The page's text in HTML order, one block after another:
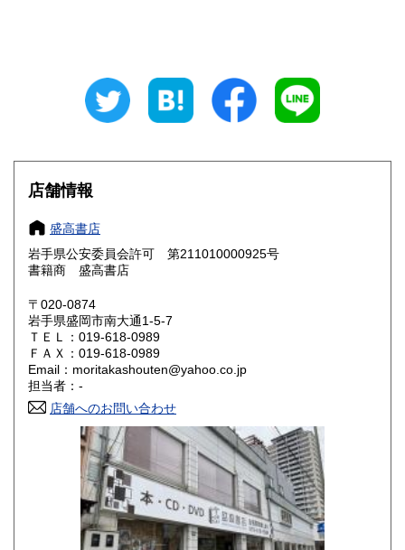
185円 三重県
大阪府
奈良県
鳥取県 185円 島根県
岡山県
山口県 185円
香川県 185円 愛媛県
高知県 185円
185円 長崎県
185円 大分県
185円 鹿児島県
店舗情報
盛高書店
岩手県公安委員会許可 第211010000925号
書籍商 盛高書店
〒020-0874
岩手県盛岡市南大通1-5-7
ＴＥＬ：019-618-0989
ＦＡＸ：019-618-0989
Email：moritakashouten@yahoo.co.jp
担当者：-
店舗へのお問い合わせ